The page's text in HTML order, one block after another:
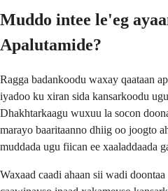
Muddo intee le'eg
Apalutamide?
Ragga badankoodu waxay qaataan
iyadoo ku xiran sida kansarkoodu
Dhakhtarkaagu wuxuu la socon
marayo baaritaanno dhiig oo joogto
muddada ugu fiican ee xaaladdaada
Waxaad caadi ahaan sii wadi